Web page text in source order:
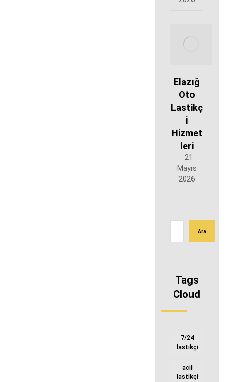
Elazığ
Oto
Lastikç
i
Hizmet
leri
21
Mayıs
2026
Tags
Cloud
7/24
lastikçi
acil
lastikçi